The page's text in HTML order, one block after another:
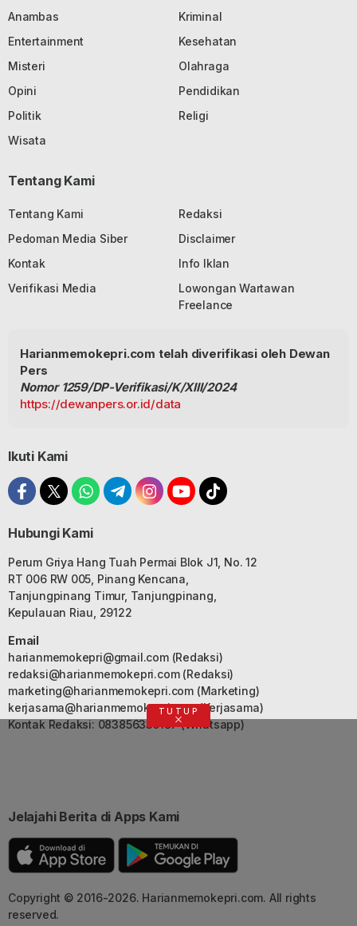
Anambas
Kriminal
Entertainment
Kesehatan
Misteri
Olahraga
Opini
Pendidikan
Politik
Religi
Wisata
Tentang Kami
Tentang Kami
Redaksi
Pedoman Media Siber
Disclaimer
Kontak
Info Iklan
Verifikasi Media
Lowongan Wartawan
Freelance
Harianmemokepri.com telah diverifikasi oleh Dewan
Pers
Nomor 1259/DP-Verifikasi/K/XIII/2024
https://dewanpers.or.id/data
Ikuti Kami
Hubungi Kami
Perum Griya Hang Tuah Permai Blok J1, No. 12
RT 006 RW 005, Pinang Kencana,
Tanjungpinang Timur, Tanjungpinang,
Kepulauan Riau, 29122
Email
harianmemokepri@gmail.com(Redaksi)
redaksi@harianmemokepri.com(Redaksi)
marketing@harianmemokepri.com(Marketing)
kerjasama@harianmemokepri.com(Kerjasama)
Kontak Redaksi: 083856335187 (Whatsapp)
Jelajahi Berita di Apps Kami
Copyright © 2016-2026. Harianmemokepri.com. All rights
reserved.
TUTUP